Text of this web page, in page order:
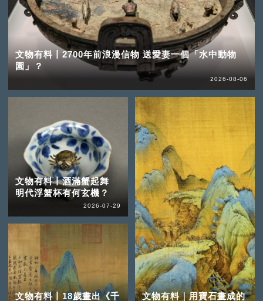
文物有料丨2700年前浪漫信物 送愛妻一個「水中動物
園」？
2026-08-06
文物有料丨酒滿蟹起舞
明代浮蟹杯有何玄機？
2026-07-29
文物有料丨18歲畫出《千
文物有料｜用寶石畫成的